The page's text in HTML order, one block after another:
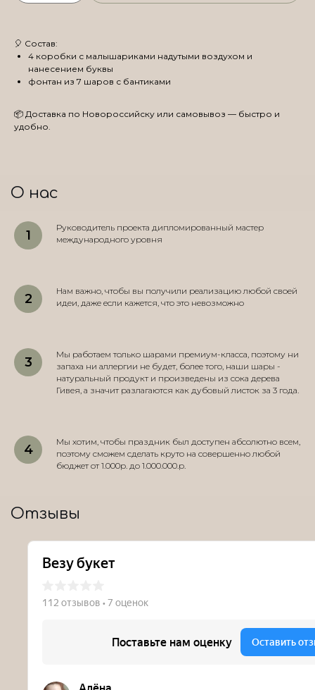
🎈 Состав:
4 коробки с малышариками надутыми воздухом и
нанесением буквы
фонтан из 7 шаров с бантиками
📦 Доставка по Новороссийску или самовывоз — быстро и
удобно.
О нас
Руководитель проекта дипломированный мастер
международного уровня
Нам важно, чтобы вы получили реализацию любой своей
идеи, даже если кажется, что это невозможно
Мы работаем только шарами премиум-класса, поэтому ни
запаха ни аллергии не будет, более того, наши шары -
натуральный продукт и произведены из сока дерева
Гивея, а значит разлагаются как дубовый листок за 3 года.
Мы хотим, чтобы праздник был доступен абсолютно всем,
поэтому сможем сделать круто на совершенно любой
бюджет от 1.000р. до 1.000.000.р.
Отзывы